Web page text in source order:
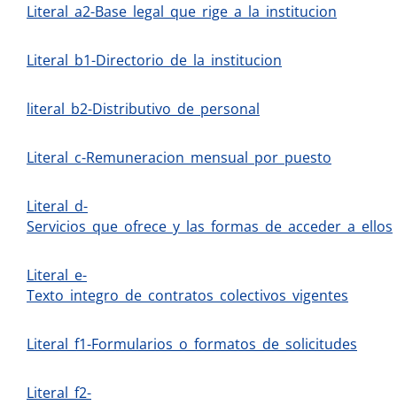
Literal_a2-Base_legal_que_rige_a_la_institucion
Literal_b1-Directorio_de_la_institucion
literal_b2-Distributivo_de_personal
Literal_c-Remuneracion_mensual_por_puesto
Literal_d-
Servicios_que_ofrece_y_las_formas_de_acceder_a_ellos
Literal_e-
Texto_integro_de_contratos_colectivos_vigentes
Literal_f1-Formularios_o_formatos_de_solicitudes
Literal_f2-